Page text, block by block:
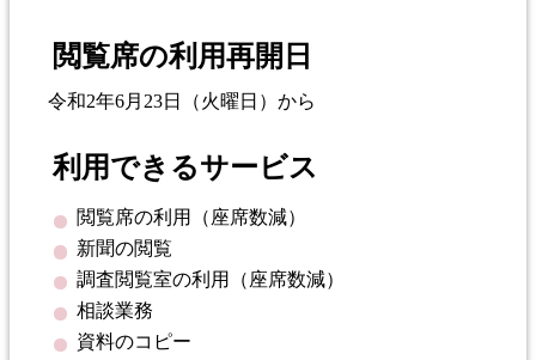
閲覧席の利用再開日
令和2年6月23日（火曜日）から
利用できるサービス
閲覧席の利用（座席数減）
新聞の閲覧
調査閲覧室の利用（座席数減）
相談業務
資料のコピー